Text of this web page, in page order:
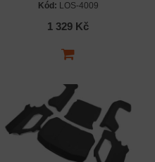
Kód: LOS-4009
1 329 Kč